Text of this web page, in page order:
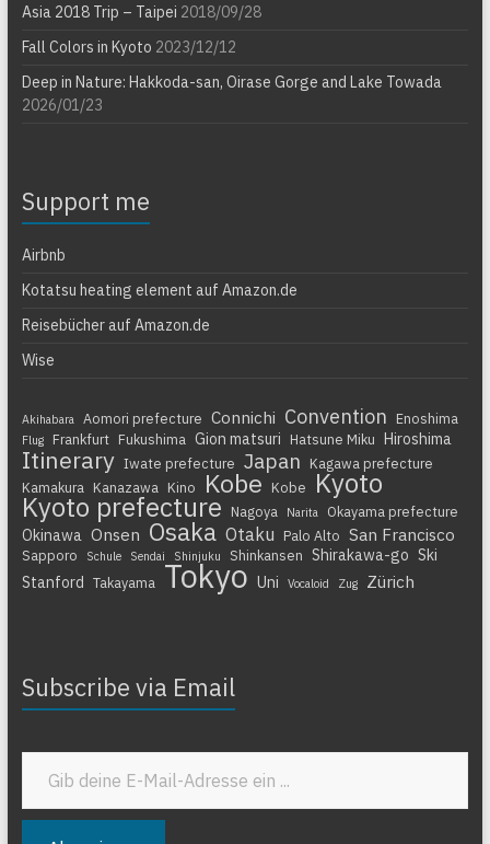
Asia 2018 Trip – Taipei 2018/09/28
Fall Colors in Kyoto 2023/12/12
Deep in Nature: Hakkoda-san, Oirase Gorge and Lake Towada
2026/01/23
Support me
Airbnb
Kotatsu heating element auf Amazon.de
Reisebücher auf Amazon.de
Wise
Akihabara Aomori prefecture Connichi Convention Enoshima
Flug Frankfurt Fukushima Gion matsuri Hatsune Miku Hiroshima
Itinerary Iwate prefecture Japan
Kagawa prefecture
Kamakura
Kanazawa Kino Kobe Kobe Kyoto
Kyoto prefecture Nagoya Narita Okayama prefecture
Okinawa Onsen Osaka Otaku Palo Alto San Francisco
Sapporo Schule Sendai Shinjuku Shinkansen Shirakawa-go Ski
Stanford Takayama Tokyo Uni Vocaloid Zug Zürich
Subscribe via Email
Gib deine E-Mail-Adresse ein ...